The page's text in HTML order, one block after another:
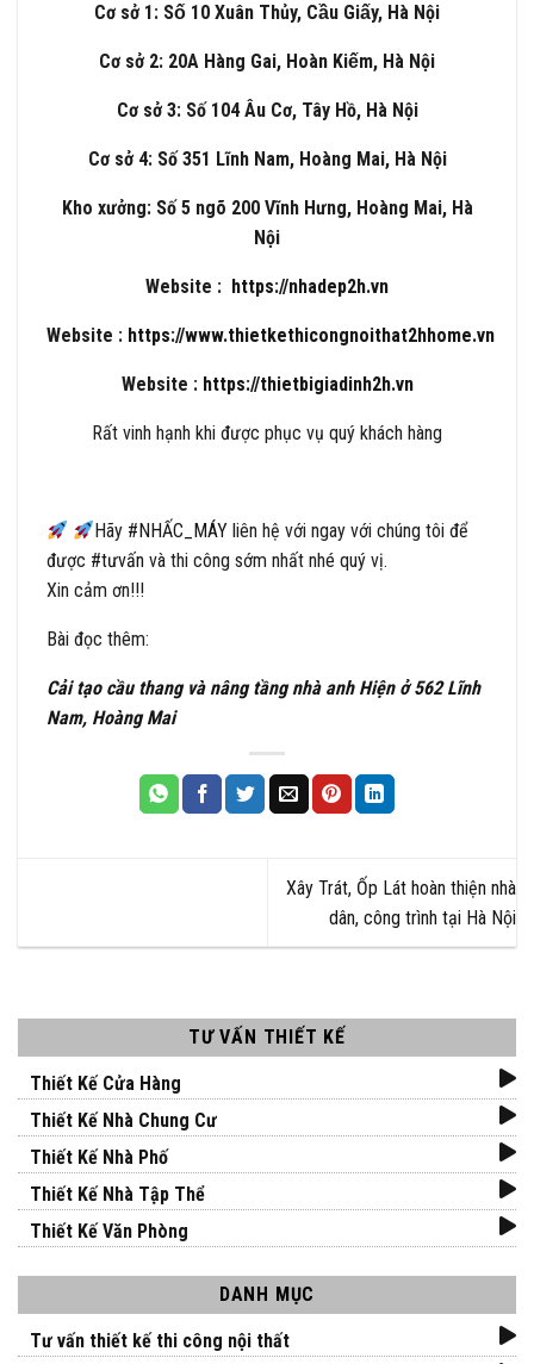
TƯ VẤN THIẾT KẾ
Thiết Kế Cửa Hàng
Thiết Kế Nhà Chung Cư
Thiết Kế Nhà Phố
Thiết Kế Nhà Tập Thể
Thiết Kế Văn Phòng
DANH MỤC
Tư vấn thiết kế thi công nội thất
Cơ sở 1: Số 10 Xuân Thủy, Cầu Giấy, Hà Nội
Cơ sở 2: 20A Hàng Gai, Hoàn Kiếm, Hà Nội
Cơ sở 3: Số 104 Âu Cơ, Tây Hồ, Hà Nội
Cơ sở 4: Số 351 Lĩnh Nam, Hoàng Mai, Hà Nội
Kho xưởng: Số 5 ngõ 200 Vĩnh Hưng, Hoàng Mai, Hà
Nội
Website : https://nhadep2h.vn
Website : https://www.thietkethicongnoithat2hhome.vn
Website : https://thietbigiadinh2h.vn
Rất vinh hạnh khi được phục vụ quý khách hàng
Hãy # NHẤC_MÁY liên hệ với ngay với chúng tôi để
được #tưvấn và thi công sớm nhất nhé quý vị.
Xin cảm ơn!!!
Bài đọc thêm:
Cải tạo cầu thang và nâng tầng nhà anh Hiện ở 562 Lĩnh
Nam, Hoàng Mai
Xây Trát, Ốp Lát hoàn thiện nhà
dân, công trình tại Hà Nội